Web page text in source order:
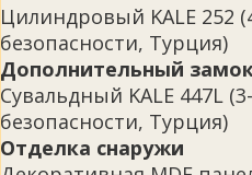
Цилиндровый KALE 252
безопасности, Турция)
Дополнительный
Сувальдный KALE 447L
безопасности, Турция)
Отделка снаружи